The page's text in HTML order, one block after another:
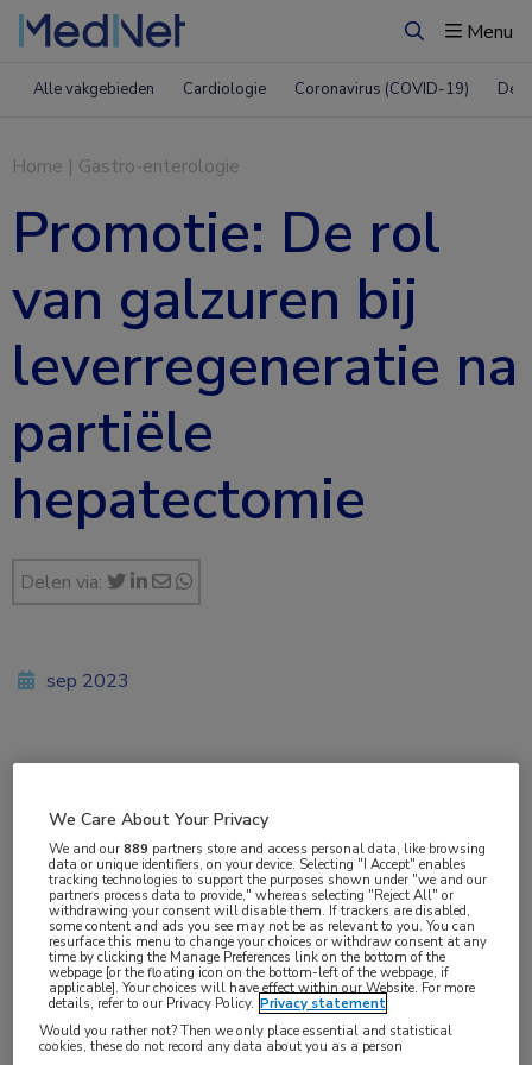
ZoekenMenu
Alle vakgebieden Cardiologie Coronavirus (COVID-19)
Home | Gastro-enterologie
Promotie: De rol
van galzuren bij
leverregeneratie na
partiële
hepatectomie
Delen via:
sep 2023
Gastro-enterologie,Oncologie
Aandachtsgebieden:
Hepatologie,Maag-darm-leveroncologie
Tags:
cholangiocarcinoom,cholestase,leverresectie
We Care About Your Privacy
We and our889 partners store and access personal data, like browsing
data or unique identifiers, on your device. Selecting "I Accept" enables
tracking technologies to support the purposes shown under "we and our
partners process data to provide," whereas selecting "Reject All" or
withdrawing your consent will disable them. If trackers are disabled,
some content and ads you see may not be as relevant to you. You can
resurface this menu to change your choices or withdraw consent at any
time by clicking the Manage Preferences link on the bottom of the
webpage [or the floating icon on the bottom-left of the webpage, if
applicable]. Your choices will have effect within our Website. For more
details, refer to our Privacy Policy. Privacy statement
Would you rather not? Then we only place essential and statistical
cookies, these do not record any data about you as a person